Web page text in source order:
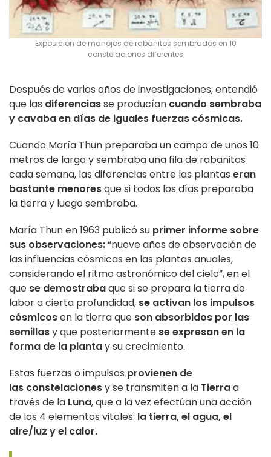
Exposición de manojos de rabanitos sembrados en 10
constelaciones diferentes
Después de varios años de investigaciones, entendió
que las diferenciasse producían cuando sembraba
y cavaba en días de iguales fuerzas cósmicas.
Cuando María Thun preparaba un campo de unos 10
metros de largo y sembraba una fila de rabanitos
cada semana, las diferencias entre las plantas eran
bastante menoresque si todos los días preparaba
la tierra y luego sembraba.
María Thun en 1963 publicó su primer informe sobre
sus observaciones:“nueve años de observación de
las influencias cósmicas en las plantas anuales,
considerando el ritmo astronómico del cielo”, en el
que se demostrabaque si se prepara la tierra de
labor a cierta profundidad, se activan los impulsos
cósmicosen la tierra que son absorbidos por las
semillasy que posteriormente se expresan en la
forma de la plantay su crecimiento.
Estas fuerzas o impulsos provienen de
las constelacionesy se transmiten a la Tierraa
través de la Luna, que a la vez efectúan una acción
de los 4 elementos vitales: la tierra, el agua, el
aire/luz y el calor.